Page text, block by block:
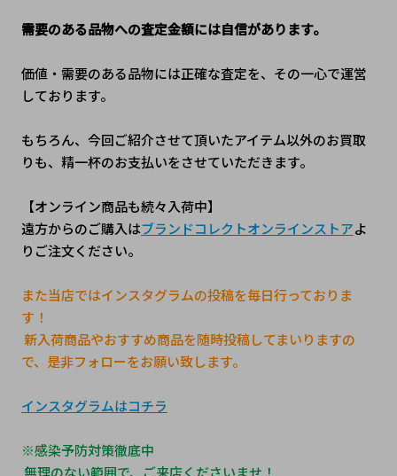
需要のある品物への査定金額には自信があります。
価値・需要のある品物には正確な査定を、その一心で運営
しております。
もちろん、今回ご紹介させて頂いたアイテム以外のお買取
りも、精一杯のお支払いをさせていただきます。
【オンライン商品も続々入荷中】
遠方からのご購入はブランドコレクトオンラインストアよ
りご注文ください。
また当店ではインスタグラムの投稿を毎日行っておりま
す！
で、是非フォローをお願い致します。
インスタグラムはコチラ
※感染予防対策徹底中
無理のない範囲で、ご来店くださいませ！